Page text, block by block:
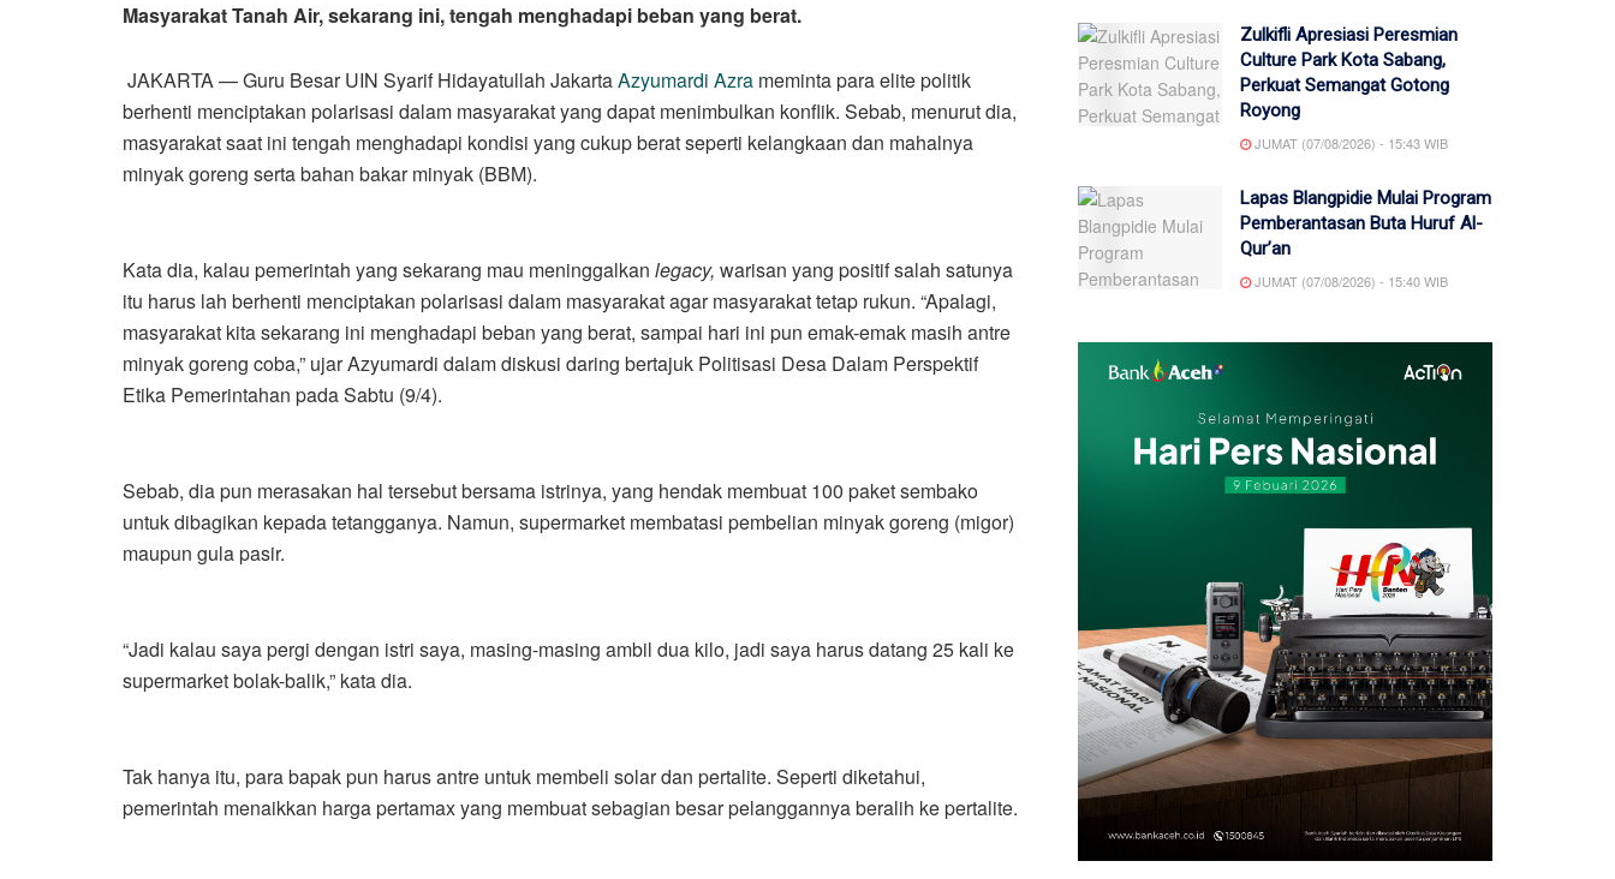
Masyarakat Tanah Air, sekarang ini, tengah menghadapi beban yang berat.
JAKARTA — Guru Besar UIN Syarif Hidayatullah JakartaAzyumardi Azra meminta para elite politik
berhenti menciptakan polarisasi dalam masyarakat yang dapat menimbulkan konflik. Sebab, menurut dia,
masyarakat saat ini tengah menghadapi kondisi yang cukup berat seperti kelangkaan dan mahalnya
minyak goreng serta bahan bakar minyak (BBM).
Kata dia, kalau pemerintah yang sekarang mau meninggalkan legacy, warisan yang positif salah satunya
itu harus lah berhenti menciptakan polarisasi dalam masyarakat agar masyarakat tetap rukun. “Apalagi,
masyarakat kita sekarang ini menghadapi beban yang berat, sampai hari ini pun emak-emak masih antre
minyak goreng coba,” ujar Azyumardi dalam diskusi daring bertajuk Politisasi Desa Dalam Perspektif
Etika Pemerintahan pada Sabtu (9/4).
Sebab, dia pun merasakan hal tersebut bersama istrinya, yang hendak membuat 100 paket sembako
untuk dibagikan kepada tetangganya. Namun, supermarket membatasi pembelian minyak goreng (migor)
maupun gula pasir.
“Jadi kalau saya pergi dengan istri saya, masing-masing ambil dua kilo, jadi saya harus datang 25 kali ke
supermarket bolak-balik,” kata dia.
Tak hanya itu, para bapak pun harus antre untuk membeli solar dan pertalite. Seperti diketahui,
pemerintah menaikkan harga pertamax yang membuat sebagian besar pelanggannya beralih ke pertalite.
Zulkifli Apresiasi Peresmian
Culture Park Kota Sabang,
Perkuat Semangat Gotong
Royong
JUMAT (07/08/2026) - 15:43 WIB
Lapas Blangpidie Mulai Program
Pemberantasan Buta Huruf Al-
Qur’an
JUMAT (07/08/2026) - 15:40 WIB